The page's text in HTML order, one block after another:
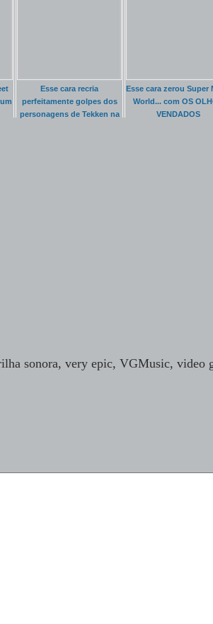
Esse cara recria
perfeitamente golpes dos
personagens de Tekken na
Esse cara zerou Super
World... com OS
VENDADOS
sonora, very epic, VGMusic, video